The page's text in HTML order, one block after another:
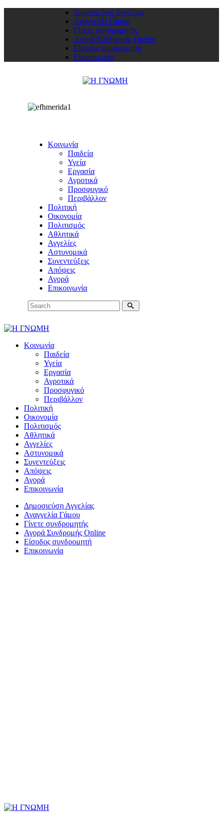
Δημοσιεύση Αγγελίας
Αναγγελία Γάμου
Γίνετε συνδρομητής
Αγορά Συνδρομής Online
Είσοδος συνδρομητή
Επικοινωνία
Κοινωνία
Παιδεία
Υγεία
Εργασία
Αγροτικά
Προσφυγικό
Περιβάλλον
Πολιτική
Οικονομία
Πολιτισμός
Αθλητικά
Αγγελίες
Αστυνομικά
Συνεντεύξεις
Απόψεις
Αγορά
Επικοινωνία
Κοινωνία
Παιδεία
Υγεία
Εργασία
Αγροτικά
Προσφυγικό
Περιβάλλον
Πολιτική
Οικονομία
Πολιτισμός
Αθλητικά
Αγγελίες
Αστυνομικά
Συνεντεύξεις
Απόψεις
Αγορά
Επικοινωνία
Δημοσιεύση Αγγελίας
Αναγγελία Γάμου
Γίνετε συνδρομητής
Αγορά Συνδρομής Online
Είσοδος συνδρομητή
Επικοινωνία